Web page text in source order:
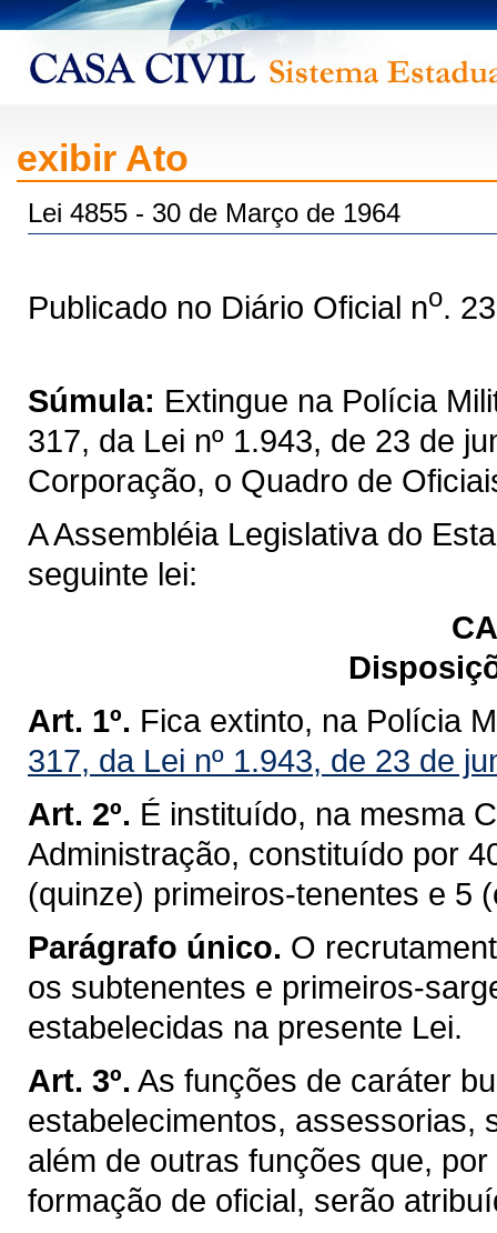
exibir Ato
Lei 4855 - 30 de Março de 1964
Publicado no Diário Oficial no.
Súmula: Extingue na Polícia
317, da Lei nº 1.943, de 23 de
Corporação, o Quadro de
A Assembléia Legislativa do
seguinte lei:
Art. 1º. Fica extinto, na Polícia
317, da Lei nº 1.943, de 23 de
Art. 2º. É instituído, na mesma
Administração, constituído por
(quinze) primeiros-tenentes e 5
Parágrafo único. O
os subtenentes e primeiros-
estabelecidas na presente Lei.
Art. 3º. As funções de caráter
estabelecimentos, assessorias,
além de outras funções que,
formação de oficial, serão